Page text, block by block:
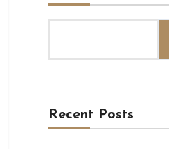
Recent Posts